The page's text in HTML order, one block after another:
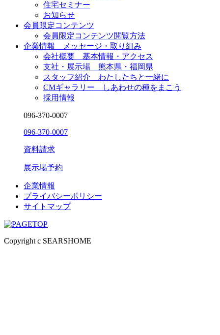
住宅セミナー
お知らせ
会員限定コンテンツ
会員限定コンテンツ閲覧方法
企業情報 メッセージ・取り組み
会社概要 基本情報・アクセス
支社・展示場 熊本県・福岡県
スタッフ紹介 わたしたちと一緒に
CMギャラリー しあわせの種をまこう
採用情報
096-370-0007
096-370-0007
資料請求
展示場予約
企業情報
プライバシーポリシー
サイトマップ
Copyright c SEARSHOME